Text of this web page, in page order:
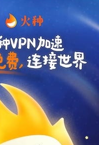
支持[0] 反对
支持